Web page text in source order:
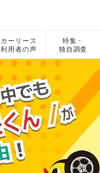
カーリース
利用者の声
特集・
独自調査